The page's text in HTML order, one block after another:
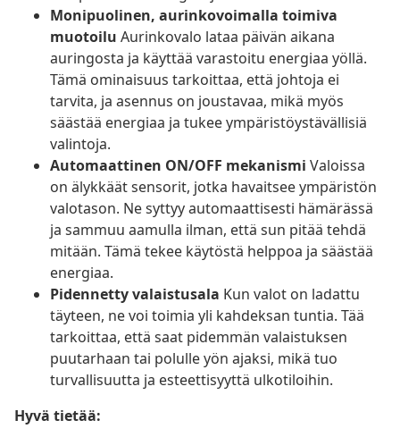
Monipuolinen, aurinkovoimalla toimiva
muotoilu Aurinkovalo lataa päivän aikana
auringosta ja käyttää varastoitu energiaa yöllä.
Tämä ominaisuus tarkoittaa, että johtoja ei
tarvita, ja asennus on joustavaa, mikä myös
säästää energiaa ja tukee ympäristöystävällisiä
valintoja.
Automaattinen ON/OFF mekanismi Valoissa
on älykkäät sensorit, jotka havaitsee ympäristön
valotason. Ne syttyy automaattisesti hämärässä
ja sammuu aamulla ilman, että sun pitää tehdä
mitään. Tämä tekee käytöstä helppoa ja säästää
energiaa.
Pidennetty valaistusala Kun valot on ladattu
täyteen, ne voi toimia yli kahdeksan tuntia. Tää
tarkoittaa, että saat pidemmän valaistuksen
puutarhaan tai polulle yön ajaksi, mikä tuo
turvallisuutta ja esteettisyyttä ulkotiloihin.
Hyvä tietää: